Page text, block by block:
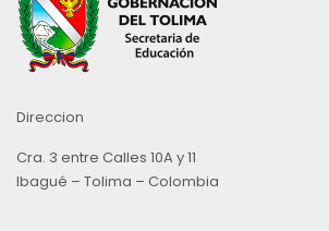
Direccion
Cra. 3 entre Calles 10A y 11
Ibagué – Tolima – Colombia